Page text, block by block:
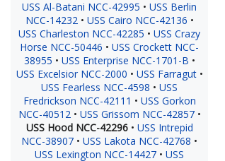
USS Al-Batani NCC-42995
USS Berlin
NCC-14232
USS Cairo NCC-42136
USS Charleston NCC-42285
USS Crazy
Horse NCC-50446
USS Crockett NCC-
38955
USS Enterprise NCC-1701-B
USS Excelsior NCC-2000
USS Farragut
USS Fearless NCC-4598
USS
Fredrickson NCC-42111
USS Gorkon
NCC-40512
USS Grissom NCC-42857
USS Hood NCC-42296
USS Intrepid
NCC-38907
USS Lakota NCC-42768
USS Lexington NCC-14427
USS